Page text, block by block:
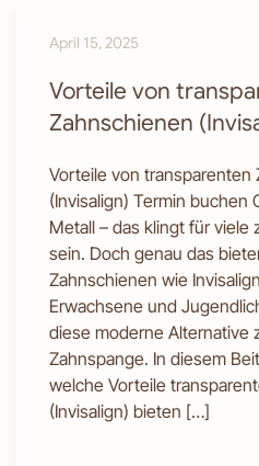
April 15, 2025
Vorteile von
Zahnschienen
Vorteile von transparenten
(Invisalign) Termin buchen
Metall – das klingt für viele
sein. Doch genau das
Zahnschienen wie
Erwachsene und
diese moderne Alternative
Zahnspange. In diesem
welche Vorteile
(Invisalign) bieten […]